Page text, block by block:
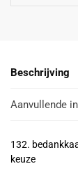
Beschrijving
Aanvullende
132.
keuze